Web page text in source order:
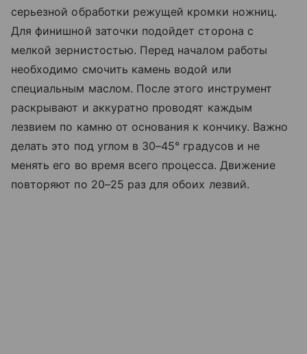
серьезной обработки режущей кромки ножниц.
Для финишной заточки подойдет сторона с
мелкой зернистостью. Перед началом работы
необходимо смочить камень водой или
специальным маслом. После этого инструмент
раскрывают и аккуратно проводят каждым
лезвием по камню от основания к кончику. Важно
делать это под углом в 30–45° градусов и не
менять его во время всего процесса. Движение
повторяют по 20–25 раз для обоих лезвий.